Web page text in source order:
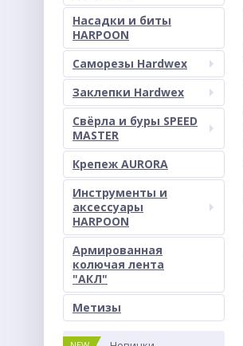
Насадки и биты
HARPOON
Саморезы Hardwex
Заклепки Hardwex
Свёрла и буры SPEED
MASTER
Крепеж AURORA
Инструменты и
аксессуары
HARPOON
Армированная
колючая лента
"АКЛ"
Метизы